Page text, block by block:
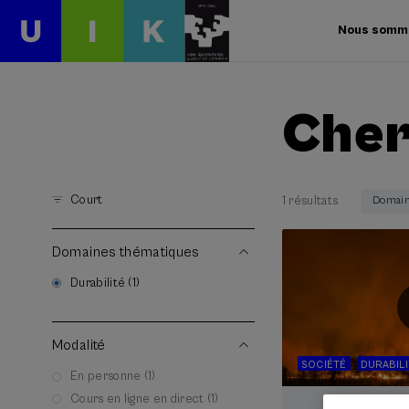
Nous
Court
Domaines thématiques
Durabilité (1)
Modalité
En personne (1)
Cours en ligne en direct (1)
1 résultats
SOCIÉTÉ